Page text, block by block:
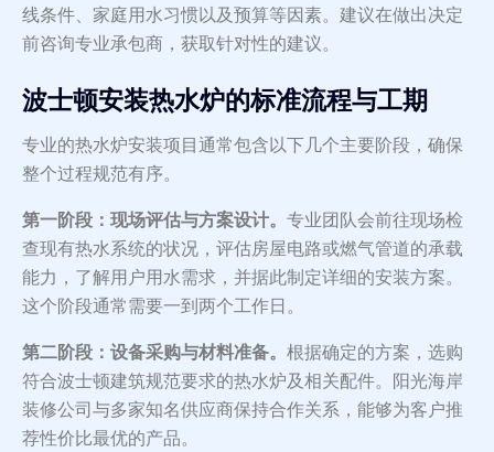
线条件、家庭用水习惯以及预算等因素。建议在做出决定
前咨询专业承包商，获取针对性的建议。
波士顿安装热水炉的标准流程与工期
专业的热水炉安装项目通常包含以下几个主要阶段，确保
整个过程规范有序。
第一阶段：现场评估与方案设计。 专业团队会前往现场检
查现有热水系统的状况，评估房屋电路或燃气管道的承载
能力，了解用户用水需求，并据此制定详细的安装方案。
这个阶段通常需要一到两个工作日。
第二阶段：设备采购与材料准备。 根据确定的方案，选购
符合波士顿建筑规范要求的热水炉及相关配件。阳光海岸
装修公司与多家知名供应商保持合作关系，能够为客户推
荐性价比最优的产品。